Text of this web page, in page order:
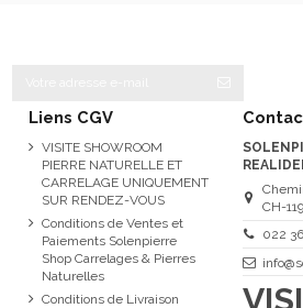
Liens CGV
VISITE SHOWROOM
PIERRE NATURELLE ET
CARRELAGE UNIQUEMENT
SUR RENDEZ-VOUS
Conditions de Ventes et
Paiements Solenpierre
Shop Carrelages & Pierres
Naturelles
Conditions de Livraison
CH-
022